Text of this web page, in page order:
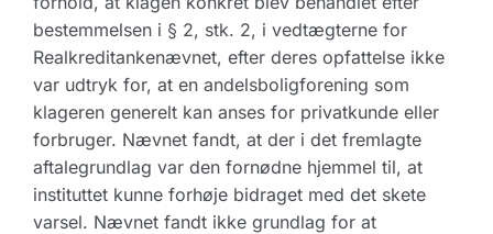
bestemmelsen i § 2, stk. 2, i vedtægterne for
Realkreditankenævnet, efter deres opfattelse ikke
var udtryk for, at en andelsboligforening som
klageren generelt kan anses for privatkunde eller
forbruger. Nævnet fandt, at der i det fremlagte
aftalegrundlag var den fornødne hjemmel til, at
instituttet kunne forhøje bidraget med det skete
varsel. Nævnet fandt ikke grundlag for at